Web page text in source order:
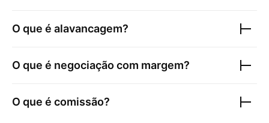
O que é alavancagem?
O que é negociação com margem?
O que é comissão?